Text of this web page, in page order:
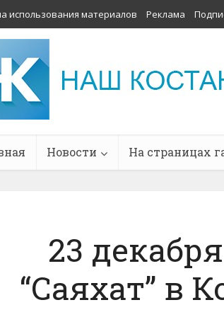
использования материалов Реклама
Новости На страницах
23
“Саяхат” в